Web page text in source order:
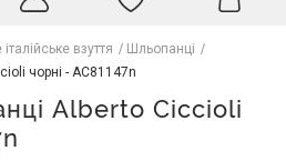
взуття
Шльопанці
чорні - AC81147n
Alberto Ciccioli